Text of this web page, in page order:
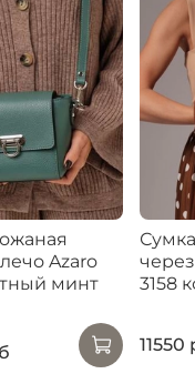
Azaro
минт
3158
11550